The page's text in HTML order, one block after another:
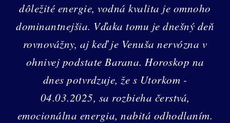
dôležité energie, vodná kvalita je omnoho
dominantnejšia. Vďaka tomu je dnešný deň
rovnovážny, aj keď je Venuša nervózna v
ohnivej podstate Barana. Horoskop na
dnes potvrdzuje, že s Utorkom -
04.03.2025, sa rozbieha čerstvá,
emocionálna energia, nabitá odhodlaním.